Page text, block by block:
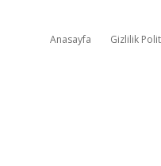
Anasayfa Gizlilik